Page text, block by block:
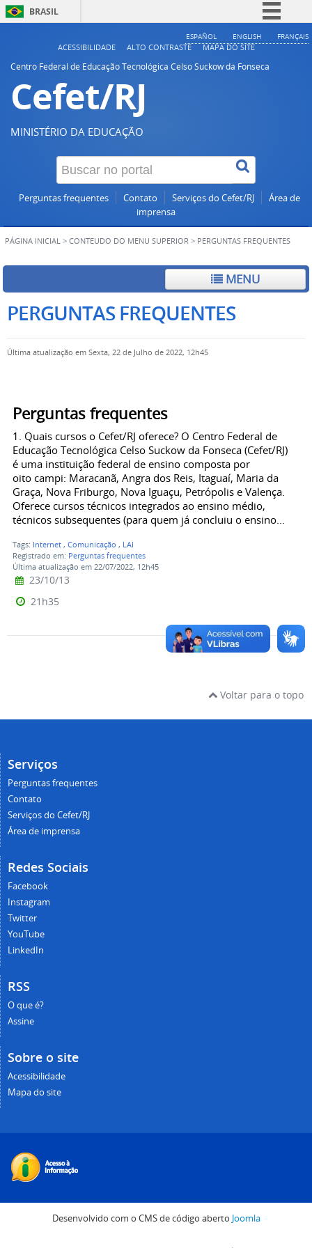
BRASIL
Simplifique!
ESPAÑOL ENGLISH FRANÇAIS
ACESSIBILIDADE ALTO CONTRASTE
MAPA DO SITE
Centro Federal de Educação Tecnológica Celso Suckow da Fonseca
Cefet/RJ
MINISTÉRIO DA EDUCAÇÃO
Perguntas frequentes Contato Serviços do Cefet/RJ
Área de
imprensa
PÁGINA INICIAL > CONTEUDO DO MENU SUPERIOR > PERGUNTAS FREQUENTES
MENU
PERGUNTAS FREQUENTES
Última atualização em Sexta, 22 de Julho de 2022, 12h45
Perguntas frequentes
1. Quais cursos o Cefet/RJ oferece? O Centro Federal de
Educação Tecnológica Celso Suckow da Fonseca (Cefet/RJ)
é uma instituição federal de ensino composta por
oito campi: Maracanã, Angra dos Reis, Itaguaí, Maria da
Graça, Nova Friburgo, Nova Iguaçu, Petrópolis e Valença.
Oferece cursos técnicos integrados ao ensino médio,
técnicos subsequentes (para quem já concluiu o ensino...
Tags: Internet , Comunicação , LAI
Registrado em: Perguntas frequentes
Última atualização em 22/07/2022, 12h45
23/10/13
21h35
Voltar para o topo
Serviços
Perguntas frequentes
Contato
Serviços do Cefet/RJ
Área de imprensa
Redes Sociais
Facebook
Instagram
Twitter
YouTube
LinkedIn
RSS
O que é?
Assine
Sobre o site
Acessibilidade
Mapa do site
Desenvolvido com o CMS de código aberto Joomla